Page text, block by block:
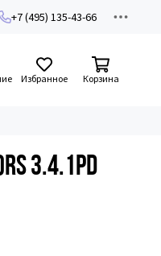
+7 (495) 135-43-66
Избранное Корзина
3.4.1PD